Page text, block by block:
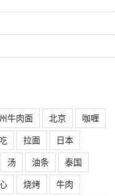
牛肉面 北京
咖喱
拉面
日本
汤 油条
泰国
烧烤
牛肉